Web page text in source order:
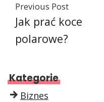
Previous Post
Jak prać koce
polarowe?
Kategorie
Biznes